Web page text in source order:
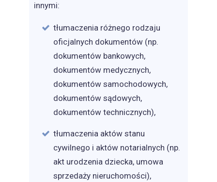
innymi:
tłumaczenia różnego rodzaju
oficjalnych dokumentów (np.
dokumentów bankowych,
dokumentów medycznych,
dokumentów samochodowych,
dokumentów sądowych,
dokumentów technicznych),
tłumaczenia aktów stanu
cywilnego i aktów notarialnych (np.
akt urodzenia dziecka, umowa
sprzedaży nieruchomości),